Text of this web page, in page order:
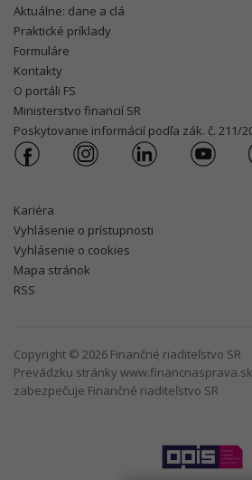
Aktuálne: dane a clá
Praktické príklady
Formuláre
Kontakty
O portáli FS
Ministerstvo financií SR
Poskytovanie informácií podľa zák. č. 211/
Kariéra
Vyhlásenie o prístupnosti
Vyhlásenie o cookies
Mapa stránok
RSS
Copyright © 2026 Finančné riaditeľstvo SR
Prevádzku stránky
zabezpečuje Finančné riaditeľstvo SR